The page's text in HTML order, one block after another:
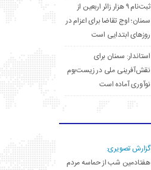
ثبت‌نام ۹ هزار زائر اربعین از
سمنان؛ اوج تقاضا برای اعزام در
روزهای ابتدایی است
استاندار: سمنان برای
نقش‌آفرینی ملی در زیست‌بوم
نوآوری آماده است
گزارش تصویری:
هفتادمین شب از حماسه مردم